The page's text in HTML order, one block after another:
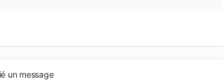
un message